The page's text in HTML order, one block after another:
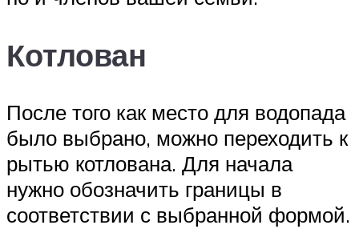
Котлован
После того как место для водопада
было выбрано, можно переходить к
рытью котлована. Для начала
нужно обозначить границы в
соответствии с выбранной формой.